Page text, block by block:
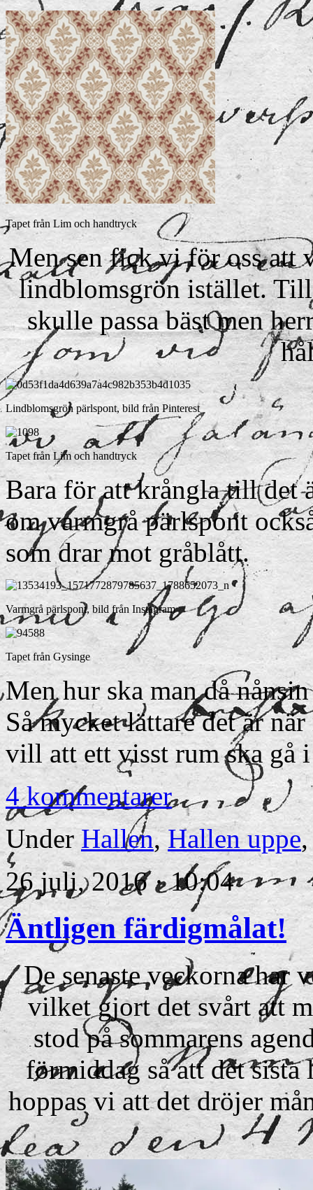
Tapet från Lim och handtryck
Men sen fick vi för oss att
lindblomsgrön istället.
skulle passa bäst men
Lindblomsgrön pärlspont, bild från Pinterest
Tapet från Lim och handtryck
Bara för att krångla till det
om varmgrå pärlspont
som drar mot gråblått.
Varmgrå pärlspont, bild från Instagram
Tapet från Gysinge
Men hur ska man då
Så mycket lättare det är
vill att ett visst rum ska
4 kommentarer
UnderHallen,Hallen uppe
26 juli, 2016 · 10:04
Äntligen färdigmålat!
De senaste veckorna har
vilket gjort det svårt att
stod på sommarens
förmiddag så att det
hoppas vi att det dröjer